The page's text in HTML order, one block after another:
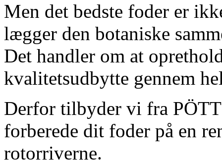
Men det bedste foder er
lægger den botaniske
Det handler om at
kvalitetsudbytte gennem
Derfor tilbyder vi fra
forberede dit foder på en
rotorriverne.